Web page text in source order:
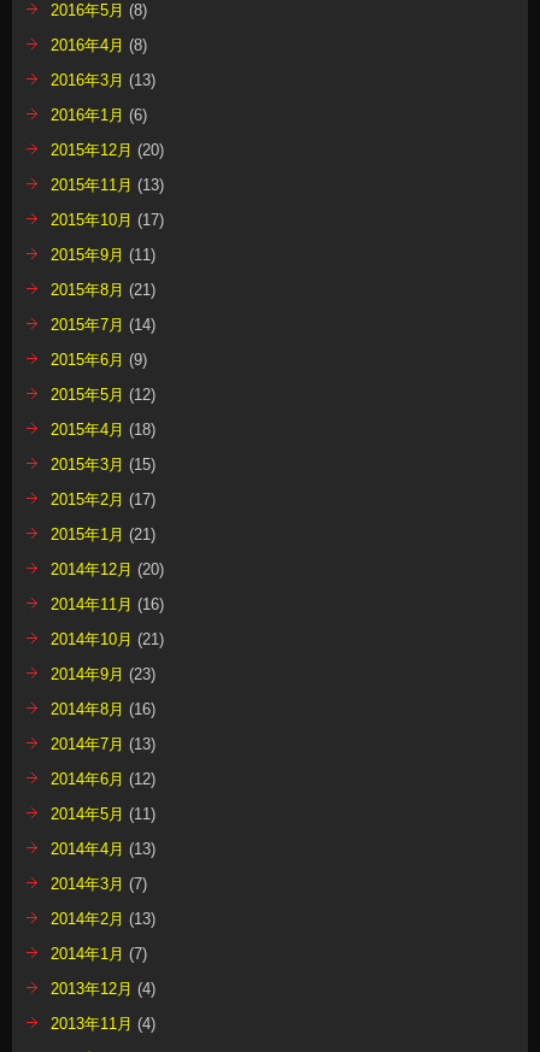
2016年5月 (8)
2016年4月 (8)
2016年3月 (13)
2016年1月 (6)
2015年12月 (20)
2015年11月 (13)
2015年10月 (17)
2015年9月 (11)
2015年8月 (21)
2015年7月 (14)
2015年6月 (9)
2015年5月 (12)
2015年4月 (18)
2015年3月 (15)
2015年2月 (17)
2015年1月 (21)
2014年12月 (20)
2014年11月 (16)
2014年10月 (21)
2014年9月 (23)
2014年8月 (16)
2014年7月 (13)
2014年6月 (12)
2014年5月 (11)
2014年4月 (13)
2014年3月 (7)
2014年2月 (13)
2014年1月 (7)
2013年12月 (4)
2013年11月 (4)